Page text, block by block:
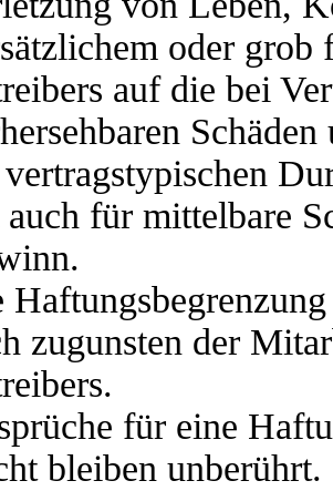
oder grob
auf die bei
für mittelbare
zugunsten der
für eine
bleiben unberührt.